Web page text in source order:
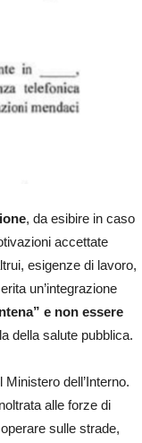
, da esibire in caso
accettate
esigenze di lavoro,
un’integrazione
e non essere
della salute pubblica.
dell’Interno.
alle forze di
sulle strade,